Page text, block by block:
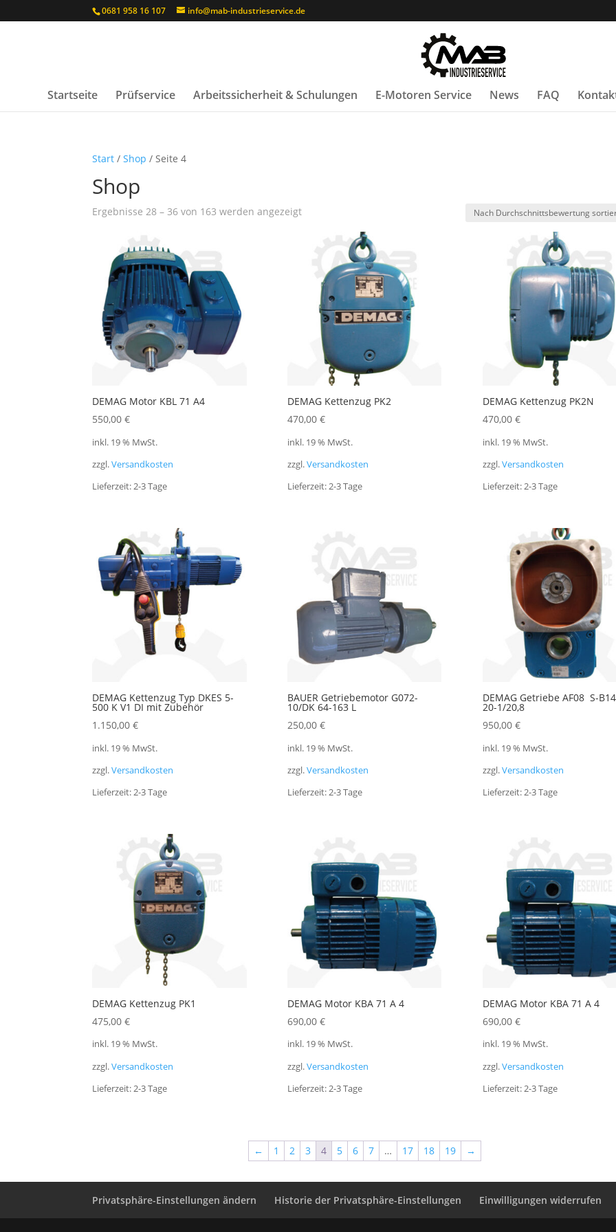
0681 958 16 107 info@mab-industrieservice.de
Startseite Prüfservice Arbeitssicherheit & Schulungen E-Motoren Service News FAQ
Start /Shop / Seite 4
Shop
Ergebnisse 28 – 36 von 163 werden angezeigtNach
DEMAG Motor KBL 71 A4
550,00€
inkl. 19 % MwSt.
zzgl.Versandkosten
Lieferzeit:2-3 Tage
DEMAG Kettenzug PK2
470,00 €
inkl. 19 % MwSt.
zzgl.Versandkosten
Lieferzeit:2-3 Tage
DEMAG Kettenzug PK2N
470,00 €
inkl. 19 % MwSt.
zzgl.Versandkosten
Lieferzeit:2-3 Tage
DEMAG Kettenzug Typ DKES 5-
500 K V1 DI mit Zubehör
1.150,00€
inkl. 19 % MwSt.
zzgl.Versandkosten
Lieferzeit:2-3 Tage
BAUER Getriebemotor G072-
10/DK 64-163 L
250,00 €
inkl. 19 % MwSt.
zzgl.Versandkosten
Lieferzeit:2-3 Tage
DEMAG Getriebe AF08 S-
20-1/20,8
950,00 €
inkl. 19 % MwSt.
zzgl.Versandkosten
Lieferzeit:2-3 Tage
DEMAG Kettenzug PK1
475,00€
inkl. 19 % MwSt.
zzgl.Versandkosten
Lieferzeit:2-3 Tage
DEMAG Motor KBA 71 A 4
690,00 €
inkl. 19 % MwSt.
zzgl.Versandkosten
Lieferzeit:2-3 Tage
DEMAG Motor KBA 71 A 4
690,00 €
inkl. 19 % MwSt.
zzgl.Versandkosten
Lieferzeit:2-3 Tage
← 1 2 3 4 5 6 7 … 17 18 19 →
Privatsphäre-Einstellungen ändern Historie der Privatsphäre-Einstellungen Einwilligungen widerrufen